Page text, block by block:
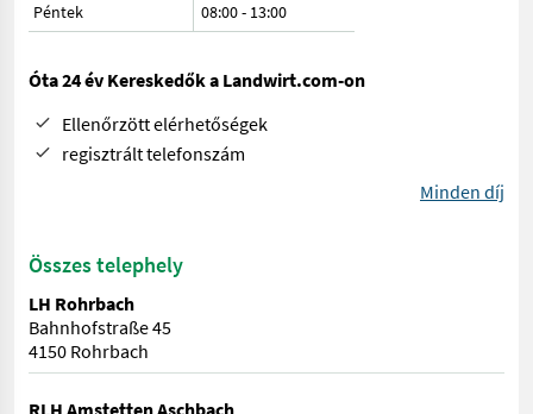
Péntek
08:00- 13:00
Óta 24 év Kereskedők a Landwirt.com-on
Ellenőrzött elérhetőségek
regisztrált telefonszám
Minden díj
Összes telephely
LH Rohrbach
Bahnhofstraße 45
4150 Rohrbach
RLH Amstetten Aschbach